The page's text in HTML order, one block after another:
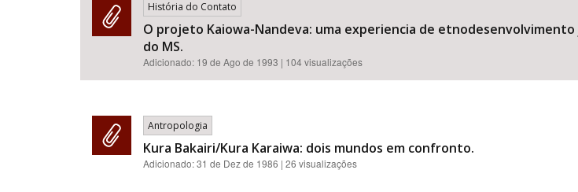
História do Contato
O projeto Kaiowa-Nandeva: uma experiencia de
do MS.
Adicionado: 19 de Ago de 1993 | 104 visualizações
Antropologia
Kura Bakairi/Kura Karaiwa: dois mundos em confronto.
Adicionado:31 de Dez de 1986 | 26 visualizações